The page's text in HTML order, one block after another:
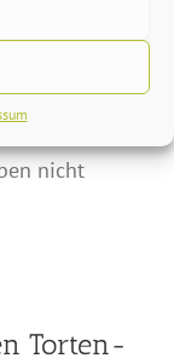
sagte mir
und
nicht
Torten-